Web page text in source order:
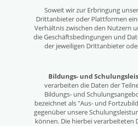
Soweit wir zur Erbringung
Drittanbieter oder Plattformen
Verhältnis zwischen den Nutzern
die Geschäftsbedingungen und
der jeweiligen Drittanbieter
Bildungs- und
verarbeiten die Daten der
Bildungs- und
bezeichnet als "Aus- und
gegenüber unsere
können. Die hierbei verarbeiteten